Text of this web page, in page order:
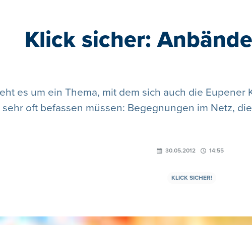
Klick sicher:
es um ein Thema, mit dem sich auch die
sehr oft befassen müssen: Begegnungen im Netz,
30.05.2012 14:55
KLICK SICHER!